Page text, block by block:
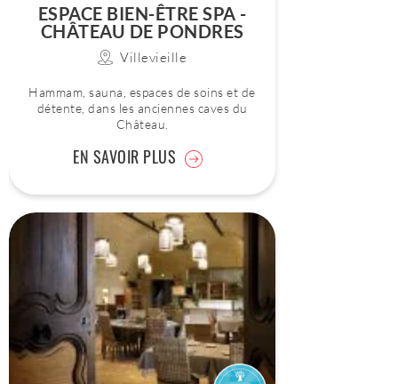
ESPACE BIEN-ÊTRE SPA -
CHÂTEAU DE PONDRES
Villevieille
Hammam, sauna, espaces de soins et de
détente, dans les anciennes caves du
Château.
EN SAVOIR PLUS